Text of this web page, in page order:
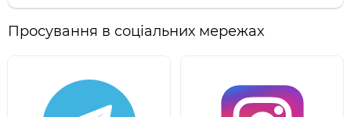
Просування в соціальних мережах